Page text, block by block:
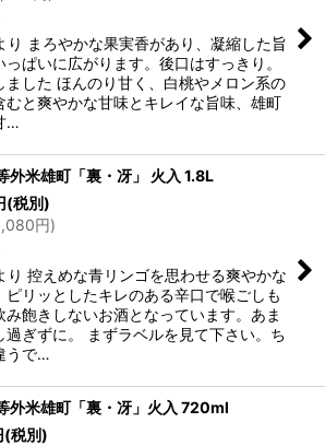
まろやかな果実香があり、凝縮した旨
っぱいに広がります。後口はすっきり。
した ほんのり甘く、白桃やメロン系の
むと爽やかな甘味とキレイな旨味、雄町
…
外米雄町「裏・冴」 火入 1.8L
(税別)
円)
控えめな青リンゴを思わせる爽やかな
ピリッとしたキレのある辛口で喉ごしも
み飽きしないお酒となっています。あま
過ぎずに。 まずラベルを見て下さい。ち
うで…
外米雄町「裏・冴」火入 720ml
(税別)